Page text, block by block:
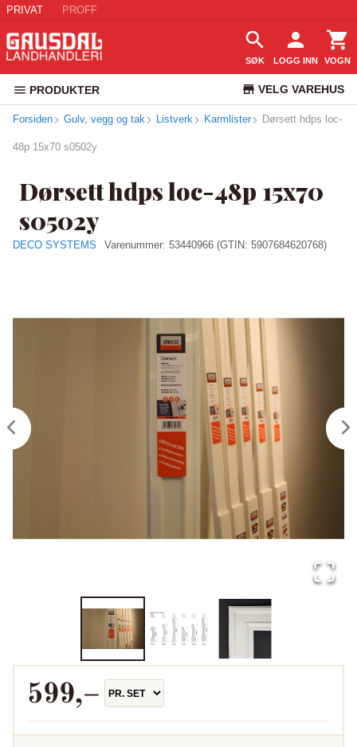
PRIVAT PROFF
SØK LOGG INN VOGN
PRODUKTER VELG VAREHUS
KUNDESERVICE
Forsiden Gulv, vegg og tak Listverk Karmlister Dørsett hdps loc-
48p 15x70 s0502y
Dørsett hdps loc-48p 15x70
s0502y
DECO SYSTEMS Varenummer: 53440966 (GTIN: 5907684620768)
599,–